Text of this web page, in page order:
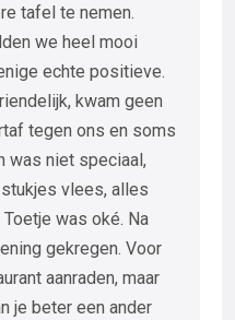
tafel te nemen.
we heel mooi
echte positieve.
kwam geen
tegen ons en soms
was niet speciaal,
vlees, alles
was oké. Na
gekregen. Voor
aanraden, maar
je beter een ander